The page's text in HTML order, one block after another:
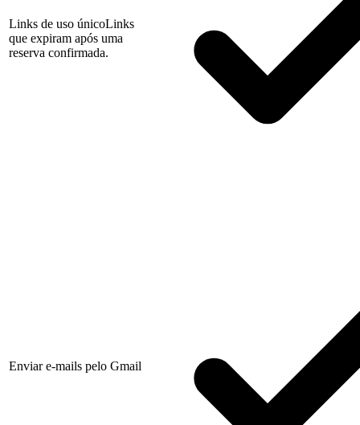
Links de uso únicoLinks
que expiram após uma
reserva confirmada.
Enviar e-mails pelo Gmail